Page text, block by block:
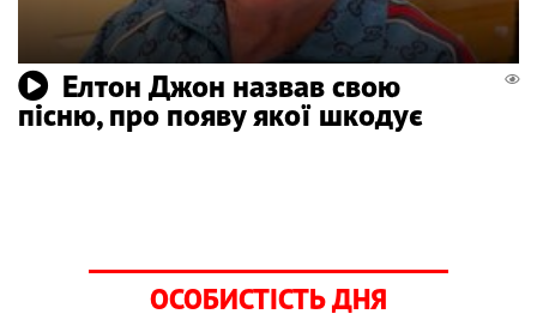
Елтон Джон назвав свою
пісню, про появу якої шкодує
ОСОБИСТІСТЬ ДНЯ